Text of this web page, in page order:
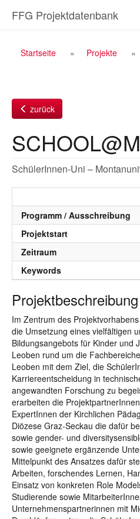
InhaltFFG Projektdatenbank
Breadcrumb
Startseite Projekte
zurück
SchülerInnen-Uni –
Programm / Ausschreibung
Projektstart
Zeitraum
Keywords
Projektbeschreibung
Im Zentrum des
die Umsetzung eines vielfältigen
Bildungsangebots für Kinder und
Leoben rund um die
Leoben mit dem Ziel, die
Karriereentscheidung in
angewandten Forschung zu
erarbeiten die
ExpertInnen der Kirchlichen
Diözese Graz-Seckau die dafür
sowie gender- und
sowie geeignete ergänzende
Mittelpunkt des Ansatzes dafür
Arbeiten, forschendes Lernen,
Einsatz von konkreten Role
Studierende sowie
Unternehmenspartnerinnen mit